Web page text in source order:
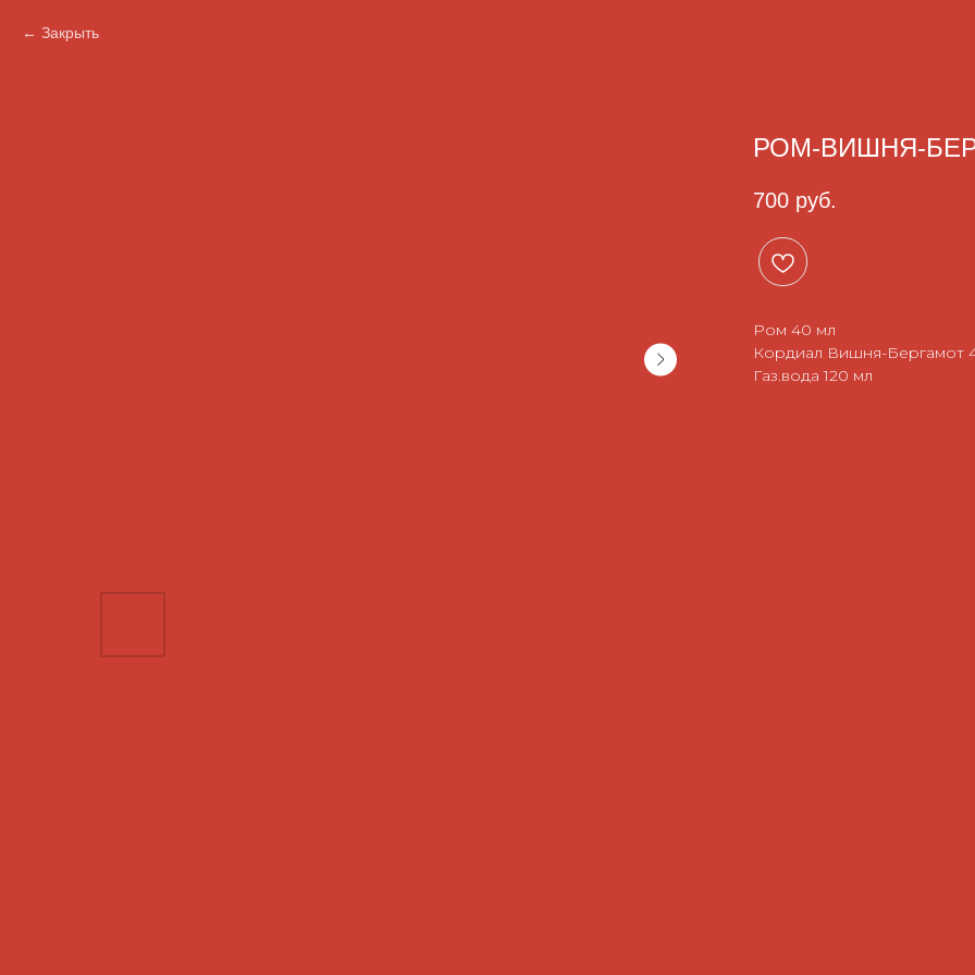
Закрыть
РОМ-ВИШНЯ-
700 руб.
Ром 40 мл
Кордиал Вишня-Бергамот
Газ.вода 120 мл